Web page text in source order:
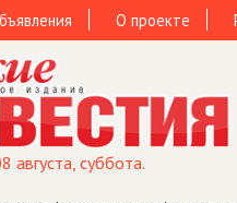
О проекте
августа, суббота.